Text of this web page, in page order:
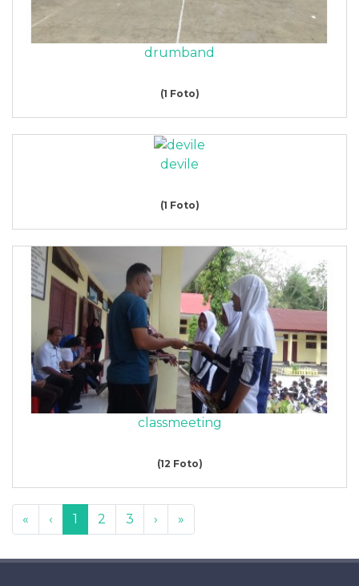
drumband
(1 Foto)
devile
(1 Foto)
classmeeting
(12 Foto)
« ‹ 1 2 3 › »